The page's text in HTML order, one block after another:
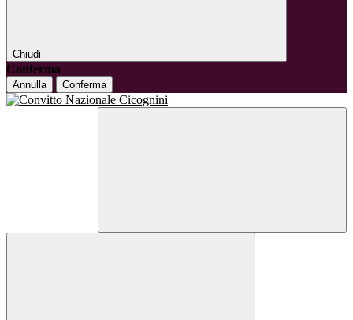
Chiudi
Conferma
Annulla Conferma